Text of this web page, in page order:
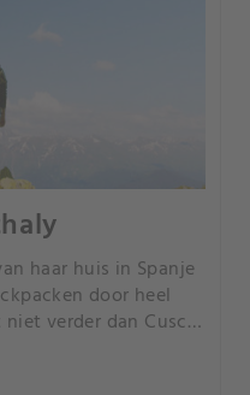
haar huis in Spanje
door heel
verder dan Cusco,